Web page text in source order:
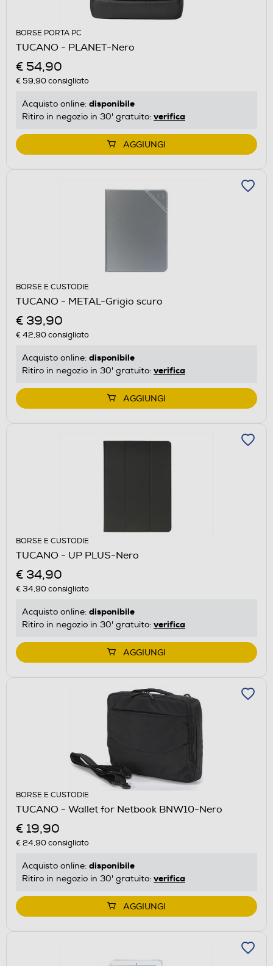
BORSE PORTA PC
TUCANO - PLANET-Nero
€ 54,90
€ 59,90consigliato
Acquisto online: disponibile
Ritiro in negozio in 30' gratuito: verifica
AGGIUNGI
BORSE E CUSTODIE
TUCANO - METAL-Grigio scuro
€ 39,90
€ 42,90consigliato
Acquisto online: disponibile
Ritiro in negozio in 30' gratuito: verifica
AGGIUNGI
BORSE E CUSTODIE
TUCANO - UP PLUS-Nero
€ 34,90
€ 34,90consigliato
Acquisto online: disponibile
Ritiro in negozio in 30' gratuito: verifica
AGGIUNGI
BORSE E CUSTODIE
TUCANO - Wallet for Netbook BNW10-Nero
€ 19,90
€ 24,90consigliato
Acquisto online: disponibile
Ritiro in negozio in 30' gratuito: verifica
AGGIUNGI